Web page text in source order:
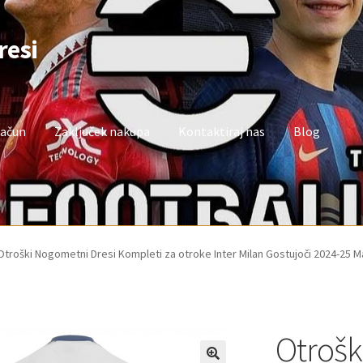
Zaključek nakupa Kontaktiraj nas Blog
račun Trgovina Zaključek nakupa
Nogometni Dresi Kompleti za otroke Inter Milan Gostujoči 2024-25